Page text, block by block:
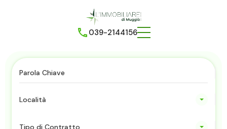
039-2144156
Località
Tipo di Contratto